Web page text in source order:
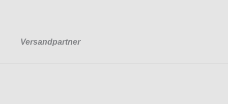
Versandpartner